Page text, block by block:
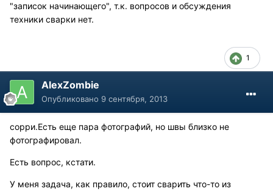
"записок начинающего", т.к. вопросов и обсуждения
техники сварки нет.
1
AlexZombie
Опубликовано 9 сентября, 2013
сорри.Есть еще пара фотографий, но швы близко не
фотографировал.
Есть вопрос, кстати.
У меня задача, как правило, стоит сварить что-то из